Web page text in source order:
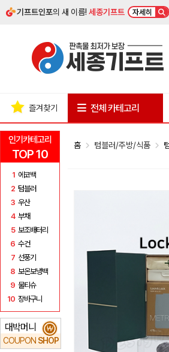
기프트인포의 새 이름!세종기프트 자세히
인기카테고리
TOP 10
1 에코백
2 텀블러
3 우산
4 부채
5 보조배터리
6 수건
7 선풍기
8 보온보냉백
9 물티슈
10 장바구니
대박머니
COUPON SHOP
₩
즐겨찾기 전체 카테고리
홈 텀블러/주방/식품